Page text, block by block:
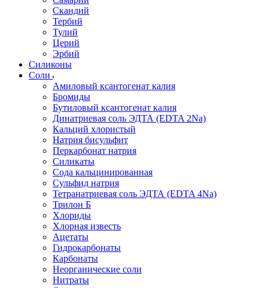
Скандий
Тербий
Тулий
Церий
Эрбий
Силиконы
Соли
Амиловый ксантогенат калия
Бромиды
Бутиловый ксантогенат калия
Динатриевая соль ЭДТА (EDTA 2Na)
Кальций хлористый
Натрия бисульфит
Перкарбонат натрия
Силикаты
Сода кальцинированная
Сульфид натрия
Тетранатриевая соль ЭДТА (EDTA 4Na)
Трилон Б
Хлориды
Хлорная известь
Ацетаты
Гидрокарбонаты
Карбонаты
Неорганические соли
Нитраты